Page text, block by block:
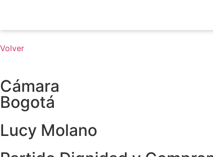
Volver
Cámara
Bogotá
Lucy Molano